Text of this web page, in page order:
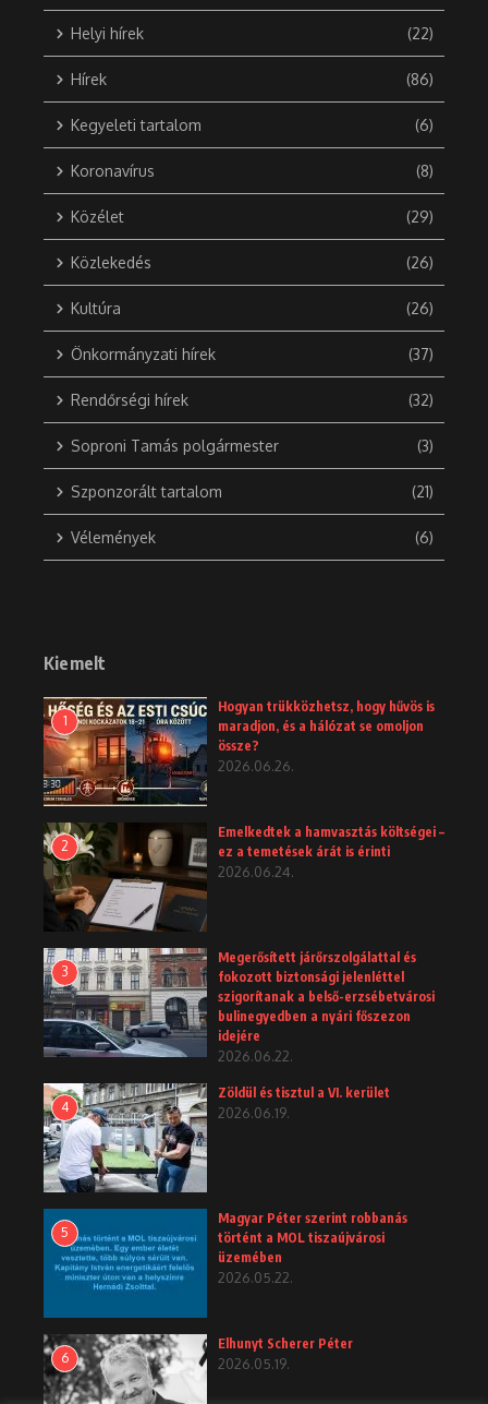
Helyi hírek (22)
Hírek (86)
Kegyeleti tartalom (6)
Koronavírus (8)
Közélet (29)
Közlekedés (26)
Kultúra (26)
Önkormányzati hírek (37)
Rendőrségi hírek (32)
Soproni Tamás polgármester (3)
Szponzorált tartalom (21)
Vélemények (6)
Kiemelt
1
Hogyan trükközhetsz, hogy hűvös is
maradjon, és a hálózat se omoljon
össze?
2026.06.26.
2
Emelkedtek a hamvasztás költségei –
ez a temetések árát is érinti
2026.06.24.
3
Megerősített járőrszolgálattal és
fokozott biztonsági jelenléttel
szigorítanak a belső-erzsébetvárosi
bulinegyedben a nyári főszezon
idejére
2026.06.22.
4
Zöldül és tisztul a VI. kerület
2026.06.19.
5
Magyar Péter szerint robbanás
történt a MOL tiszaújvárosi
üzemében
2026.05.22.
6
Elhunyt Scherer Péter
2026.05.19.